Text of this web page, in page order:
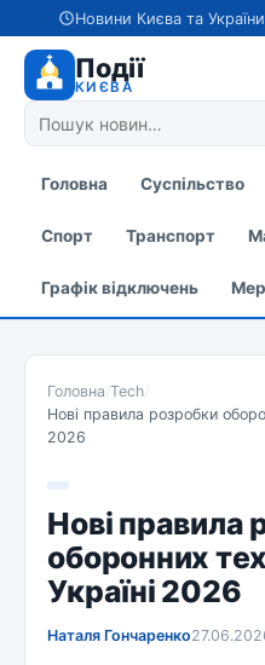
Новини Києва та
Події
КИЄВА
Головна Суспільство
Спорт Транспорт
Графік відключень
Головна/Tech/
Нові правила розробки
2026
Нові правила
оборонних
Україні 2026
Наталя Гончаренко